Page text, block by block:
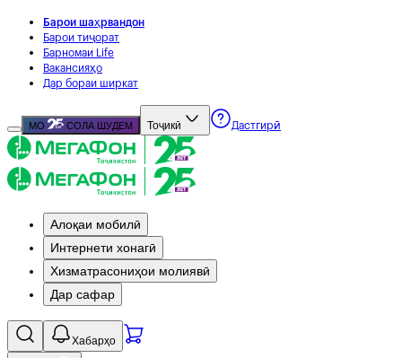
Барои шаҳрвандон
Барои тиҷорат
Барномаи Life
Вакансияҳо
Дар бораи ширкат
МО СОЛА ШУДЕМ Тоҷикӣ Дастгирӣ
Алоқаи мобилӣ
Интернети хонагӣ
Хизматрасониҳои молиявӣ
Дар сафар
Хабарҳо